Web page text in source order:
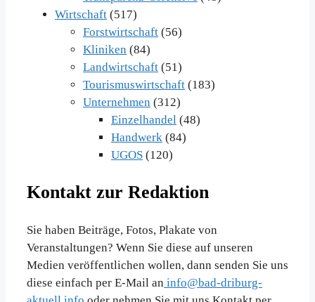
Wirtschaft (517)
Forstwirtschaft (56)
Kliniken (84)
Landwirtschaft (51)
Tourismuswirtschaft (183)
Unternehmen (312)
Einzelhandel (48)
Handwerk (84)
UGOS (120)
Kontakt zur Redaktion
Sie haben Beiträge, Fotos, Plakate von
Veranstaltungen? Wenn Sie diese auf unseren
Medien veröffentlichen wollen, dann senden Sie uns
diese einfach per E-Mail an info@bad-driburg-